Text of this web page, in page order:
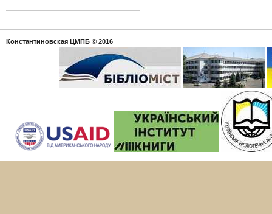
Константиновская ЦМПБ © 2016